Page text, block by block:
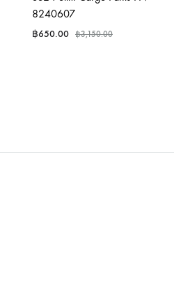
8240607
฿650.00 ฿3,150.00